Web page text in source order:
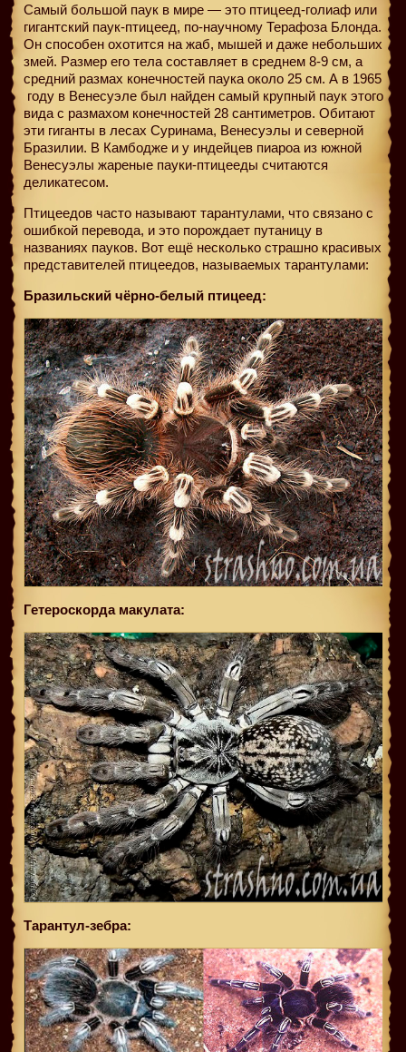
Самый большой паук в мире — это птицеед-голиаф или
гигантский паук-птицеед, по-научному Терафоза Блонда.
Он способен охотится на жаб, мышей и даже небольших
змей. Размер его тела составляет в среднем 8-9 см, а
средний размах конечностей паука около 25 см. А в 1965
году в Венесуэле был найден самый крупный паук этого
вида с размахом конечностей 28 сантиметров. Обитают
эти гиганты в лесах Суринама, Венесуэлы и северной
Бразилии. В Камбодже и у индейцев пиароа из южной
Венесуэлы жареные пауки-птицееды считаются
деликатесом.
Птицеедов часто называют тарантулами, что связано с
ошибкой перевода, и это порождает путаницу в
названиях пауков. Вот ещё несколько страшно красивых
представителей птицеедов, называемых тарантулами:
Бразильский чёрно-белый птицеед:
Гетероскорда макулата:
Тарантул-зебра: